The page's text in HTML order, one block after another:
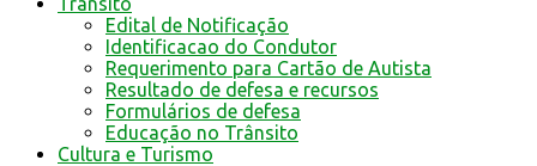
Edital de Notificação
Identificacao do Condutor
Requerimento para Cartão de Autista
Resultado de defesa e recursos
Formulários de defesa
Educação no Trânsito
Cultura e Turismo